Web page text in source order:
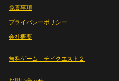
免責事項
プライバシーポリシー
会社概要
無料ゲーム チビクエスト２